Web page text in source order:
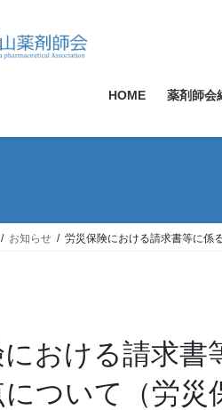
HOME 薬剤師会
お知らせ 労災保険における請求書等に係
おける請求書
ついて（労災